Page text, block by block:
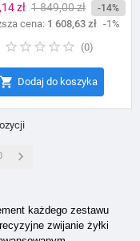
zł Cena
podstawowa
1 849,00 zł -14%
cena: 1 608,63 zł -1%
(0)
 Dodaj do koszyka

każdego zestawu
zwijanie żyłki